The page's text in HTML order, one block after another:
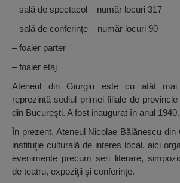
– sală de spectacol – număr locuri 317
– sală de conferințe – număr locuri 90
– foaier parter
– foaier etaj
Ateneul din Giurgiu este cu atât
reprezintă sediul primei filiale de
din Bucureşti. A fost inaugurat în anul 1940.
În prezent, Ateneul Nicolae Bălănescu din
instituţie culturală de interes local, aici
evenimente precum seri literare,
de teatru, expoziţii şi conferinţe.